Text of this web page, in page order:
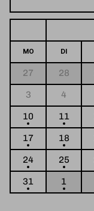
MO DI
27 28
3
4
10
11
17
18
24
25
31
1